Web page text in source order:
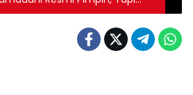
Jawab Harapan Publik?